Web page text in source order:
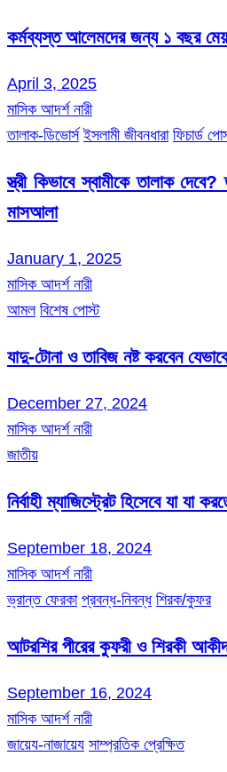
কর্মব্যস্ত আলেমদের জন্য ১ বছর
April 3, 2025
মাসিক আদর্শ নারী
তালাক-ডিভোর্স ইসলামী জীবনধারা ফিচার্ড
স্ত্রী কিভাবে স্বামীকে তালাক দেবে?
মাসআলা
January 1, 2025
মাসিক আদর্শ নারী
আমল বিশেষ পোস্ট
যাদু-টোনা ও তাবিজ নষ্ট করবেন যেভাবে
December 27, 2024
মাসিক আদর্শ নারী
জাতীয়
নির্বাহী ম্যাজিস্ট্রেট হিসেবে যা যা
September 18, 2024
মাসিক আদর্শ নারী
ভ্রান্ত ফেরকা প্রবন্ধ-নিবন্ধ শিরক/কুফর
আটরশির পীরের কুফরী ও শিরকী
September 16, 2024
মাসিক আদর্শ নারী
জায়েয-নাজায়েয সাম্প্রতিক প্রেক্ষিত